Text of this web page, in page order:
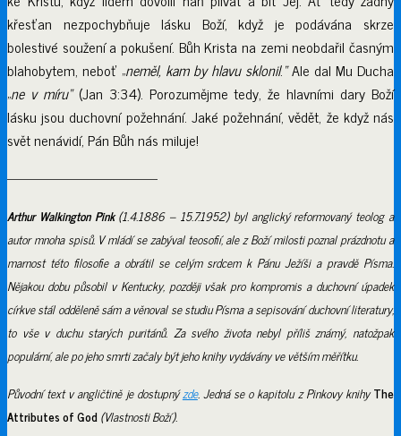
křesťan nezpochybňuje lásku Boží, když je podávána skrze
bolestivé soužení a pokušení. Bůh Krista na zemi neobdařil časným
blahobytem, neboť „neměl, kam by hlavu sklonil.“Ale dal Mu Ducha
„ne v míru“(Jan 3:34). Porozumějme tedy, že hlavními dary Boží
lásku jsou duchovní požehnání. Jaké požehnání, vědět, že když nás
svět nenávidí, Pán Bůh nás miluje!
——————————–
Arthur Walkington Pink(1.4.1886 – 15.7.1952) byl anglický reformovaný teolog a
autor mnoha spisů. V mládí se zabýval teosofií, ale z Boží milosti poznal prázdnotu a
marnost této filosofie a obrátil se celým srdcem k Pánu Ježíši a pravdě Písma.
Nějakou dobu působil v Kentucky, později však pro kompromis a duchovní úpadek
církve stál odděleně sám a věnoval se studiu Písma a sepisování duchovní literatury,
to vše v duchu starých puritánů. Za svého života nebyl příliš známý, natožpak
populární, ale po jeho smrti začaly být jeho knihy vydávány ve větším měřítku.
Původní text v angličtině je dostupnýzde. Jedná se o kapitolu z Pinkovy knihyThe
Attributes of God(Vlastnosti Boží).